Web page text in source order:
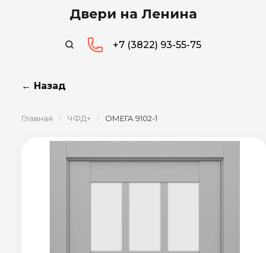
Двери на Ленина
+7 (3822) 93-55-75
← Назад
Главная / ЧФД+ / ОМЕГА 9102-1